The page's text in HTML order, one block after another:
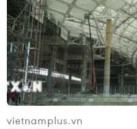
CƠ QUAN CHỦ QUẢN: THÔNG
Tổng Biên tập: TRẦN
Phó Tổng Biên tập:
THỦY
vietnamplus.vn